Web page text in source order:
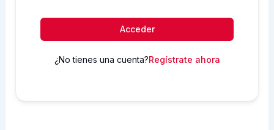
Acceder
¿No tienes una cuenta?Regístrate ahora